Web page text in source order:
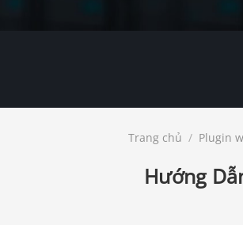
Trang chủ / Plugin
Hướng